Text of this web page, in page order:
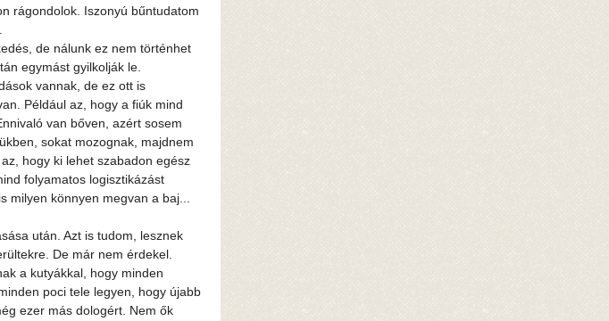
rágondolok. Iszonyú bűntudatom
de nálunk ez nem történhet
egymást gyilkolják le.
vannak, de ez ott is
Például az, hogy a fiúk mind
van bőven, azért sosem
sokat mozognak, majdnem
hogy ki lehet szabadon egész
folyamatos logisztikázást
könnyen megvan a baj...
után. Azt is tudom, lesznek
De már nem érdekel.
a kutyákkal, hogy minden
poci tele legyen, hogy újabb
ezer más dologért. Nem ők